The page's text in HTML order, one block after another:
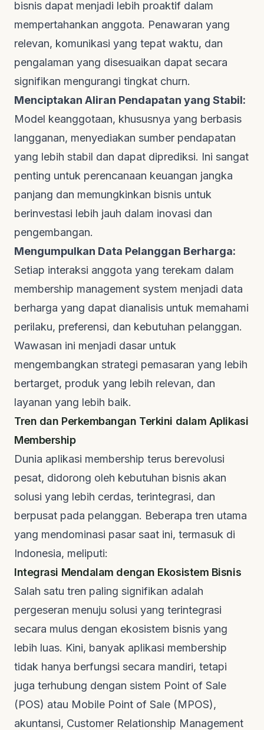
bisnis dapat menjadi lebih proaktif dalam
mempertahankan anggota. Penawaran yang
relevan, komunikasi yang tepat waktu, dan
pengalaman yang disesuaikan dapat secara
signifikan mengurangi tingkat churn.
Menciptakan Aliran Pendapatan yang Stabil:
Model keanggotaan, khususnya yang berbasis
langganan, menyediakan sumber pendapatan
yang lebih stabil dan dapat diprediksi. Ini sangat
penting untuk perencanaan keuangan jangka
panjang dan memungkinkan bisnis untuk
berinvestasi lebih jauh dalam inovasi dan
pengembangan.
Mengumpulkan Data Pelanggan Berharga:
Setiap interaksi anggota yang terekam dalam
membership management system menjadi data
berharga yang dapat dianalisis untuk memahami
perilaku, preferensi, dan kebutuhan pelanggan.
Wawasan ini menjadi dasar untuk
mengembangkan strategi pemasaran yang lebih
bertarget, produk yang lebih relevan, dan
layanan yang lebih baik.
Tren dan Perkembangan Terkini dalam Aplikasi
Membership
Dunia aplikasi membership terus berevolusi
pesat, didorong oleh kebutuhan bisnis akan
solusi yang lebih cerdas, terintegrasi, dan
berpusat pada pelanggan. Beberapa tren utama
yang mendominasi pasar saat ini, termasuk di
Indonesia, meliputi:
Integrasi Mendalam dengan Ekosistem Bisnis
Salah satu tren paling signifikan adalah
pergeseran menuju solusi yang terintegrasi
secara mulus dengan ekosistem bisnis yang
lebih luas. Kini, banyak aplikasi membership
tidak hanya berfungsi secara mandiri, tetapi
juga terhubung dengan sistem Point of Sale
(POS) atau Mobile Point of Sale (MPOS),
akuntansi, Customer Relationship Management